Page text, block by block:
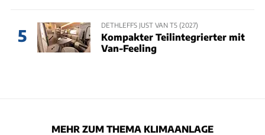
5
DETHLEFFS JUST VAN T5 (2027)
Kompakter Teilintegrierter mit
Van-Feeling
MEHR ZUM THEMA KLIMAANLAGE